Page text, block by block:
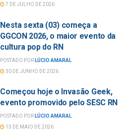
7 DE JULHO DE 2026
Nesta sexta (03) começa a
GGCON 2026, o maior evento da
cultura pop do RN
POSTADO POR LÚCIO AMARAL
30 DE JUNHO DE 2026
Começou hoje o Invasão Geek,
evento promovido pelo SESC RN
POSTADO POR LÚCIO AMARAL
13 DE MAIO DE 2026